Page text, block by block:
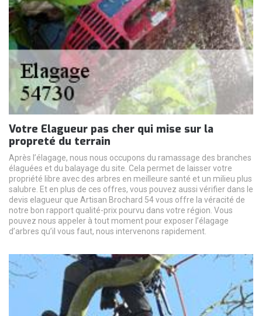
Votre Elagueur pas cher qui mise sur la
propreté du terrain
Après l’élagage, nous nous occupons du ramassage des branches
élaguées et du balayage du site. Cela permet de laisser votre
propriété libre avec des arbres en meilleure santé et un milieu plus
salubre. Et en plus de ces offres, vous pouvez aussi vérifier dans le
devis elagueur que Artisan Brochard 54 vous offre la véracité de
notre bon rapport qualité-prix pourvu dans votre région. Vous
pouvez nous appeler à tout moment pour exposer l’élagage
d’arbres qu’il vous faut, nous intervenons rapidement.